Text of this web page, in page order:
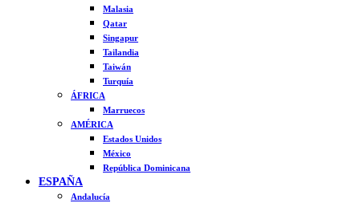
Malasia
Qatar
Singapur
Tailandia
Taiwán
Turquía
ÁFRICA
Marruecos
AMÉRICA
Estados Unidos
México
República Dominicana
ESPAÑA
Andalucía